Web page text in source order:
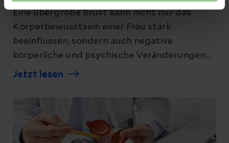
Eine übergroße Brust kann nicht nur das
Körperbewusstsein einer Frau stark
beeinflussen, sondern auch negative
körperliche und psychische Veränderungen
verursachen. Lesen Sie hier, in welchen Fällen
wie ein solcher Eingriff abläuft.
Jetzt lesen